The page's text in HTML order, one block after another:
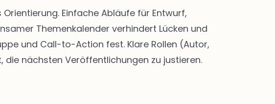
Einfache Abläufe für Entwurf,
Themenkalender verhindert Lücken und
und Call-to-Action fest. Klare Rollen (Autor,
die nächsten Veröffentlichungen zu justieren.